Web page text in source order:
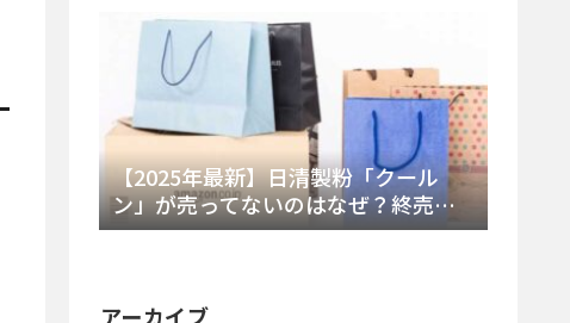
【2025年最新】日清製粉「クール
ン」が売ってないのはなぜ？終売の
真相とレアチーズケーキ代替品・再
アーカイブ